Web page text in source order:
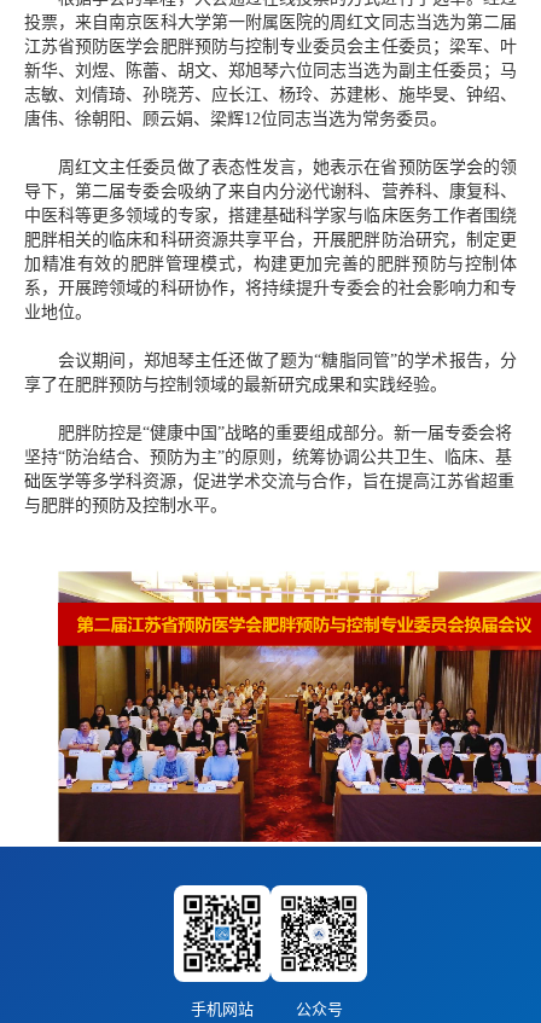
投票，来自南京医科大学第一附属医院的周红文同志当选为第二届
江苏省预防医学会肥胖预防与控制专业委员会主任委员；梁军、叶
新华、刘煜、陈蕾、胡文、郑旭琴六位同志当选为副主任委员；马
志敏、刘倩琦、孙晓芳、应长江、杨玲、苏建彬、施毕旻、钟绍、
唐伟、徐朝阳、顾云娟、梁辉12位同志当选为常务委员。
周红文主任委员做了表态性发言，她表示在省预防医学会的领
导下，第二届专委会吸纳了来自内分泌代谢科、营养科、康复科、
中医科等更多领域的专家，搭建基础科学家与临床医务工作者围绕
肥胖相关的临床和科研资源共享平台，开展肥胖防治研究，制定更
加精准有效的肥胖管理模式，构建更加完善的肥胖预防与控制体
系，开展跨领域的科研协作，将持续提升专委会的社会影响力和专
业地位。
会议期间，郑旭琴主任还做了题为“糖脂同管”的学术报告，分
享了在肥胖预防与控制领域的最新研究成果和实践经验。
肥胖防控是“健康中国”战略的重要组成部分。新一届专委会将
坚持“防治结合、预防为主”的原则，统筹协调公共卫生、临床、基
础医学等多学科资源，促进学术交流与合作，旨在提高江苏省超重
与肥胖的预防及控制水平。
手机网站 公众号